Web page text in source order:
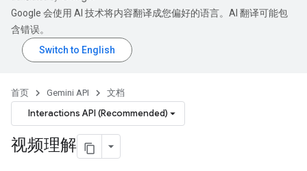
Google 会使用 AI 技术将内容翻译成您偏好的语言。AI 翻译可能包
含错误。
首页 Gemini API 文档
Interactions API (Recommended)
视频理解